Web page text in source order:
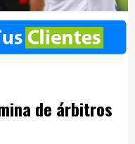
de árbitros